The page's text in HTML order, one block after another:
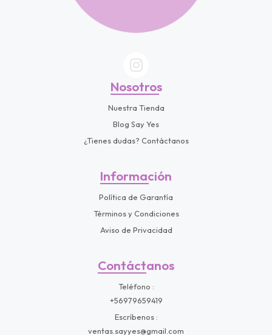
Nosotros
Nuestra Tienda
Blog Say Yes
¿Tienes dudas? Contáctanos
Información
Política de Garantía
Términos y Condiciones
Aviso de Privacidad
Contáctanos
Teléfono
+56979659419
Escríbenos
ventas.sayyes@gmail.com